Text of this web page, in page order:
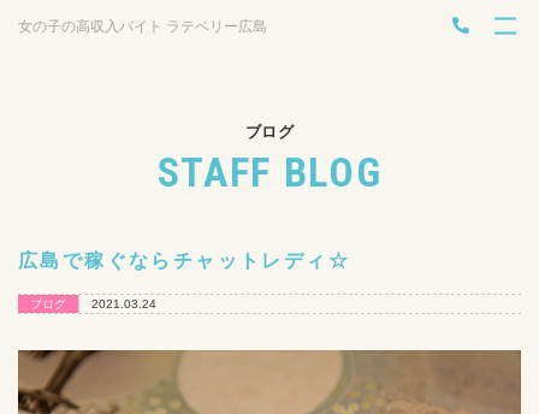
女の子の高収入バイト ラテベリー広島
ブログ
STAFF BLOG
広島で稼ぐならチャットレディ☆
ブログ 2021.03.24